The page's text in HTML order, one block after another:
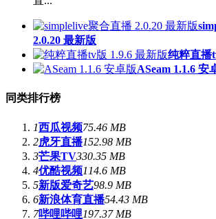
2.0.20 最新版
纯粹直播
ASeam 1.1.6 安
同类排行榜
1西瓜视频75.46 MB
2虎牙直播152.98 MB
3芒果TV330.35 MB
4优酷视频114.6 MB
5新版爱奇艺98.9 MB
6新浪体育直播54.43 MB
7哔哩哔哩197.37 MB